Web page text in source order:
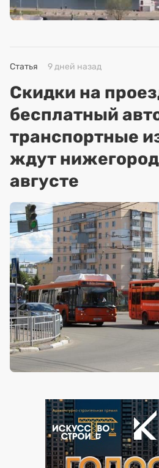
Статья 9 дней назад
Скидки на
бесплатный
транспортные
ждут
августе